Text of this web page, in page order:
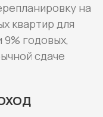
на
квартир для
9% годовых,
сдаче